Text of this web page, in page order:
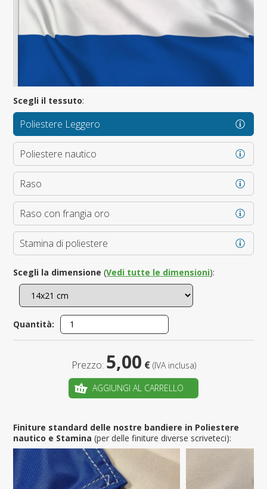
Scegli il tessuto:
Poliestere Leggero
Poliestere nautico
Raso
Raso con frangia oro
Stamina di poliestere
Scegli la dimensione (Vedi tutte le dimensioni):
Quantità:
Prezzo: 5,00 € (IVA inclusa)
AGGIUNGI AL CARRELLO
Finiture standard delle nostre bandiere in Poliestere
nautico e Stamina(per delle finiture diverse scriveteci):